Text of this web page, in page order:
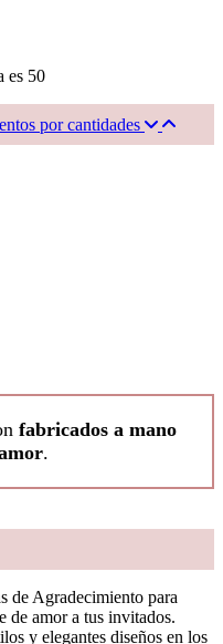
es 50
por cantidades
fabricados a mano
.
de Agradecimiento para
de amor a tus invitados.
y elegantes diseños en los